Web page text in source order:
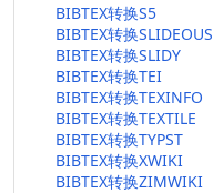
BIBTEX转换S5
BIBTEX转换SLIDEOUS
BIBTEX转换SLIDY
BIBTEX转换TEI
BIBTEX转换TEXINFO
BIBTEX转换TEXTILE
BIBTEX转换TYPST
BIBTEX转换XWIKI
BIBTEX转换ZIMWIKI